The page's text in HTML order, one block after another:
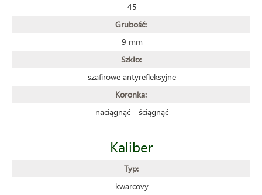
45
Grubość:
9 mm
Szkło:
szafirowe antyrefleksyjne
Koronka:
naciągnąć - ściągnąć
Kaliber
Typ:
kwarcovy